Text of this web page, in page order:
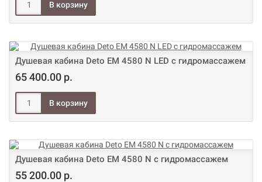
Душевая кабина Deto ЕМ 4580 N LED с гидромассажем
65 400.00 р.
Душевая кабина Deto ЕМ 4580 N с гидромассажем
55 200.00 р.